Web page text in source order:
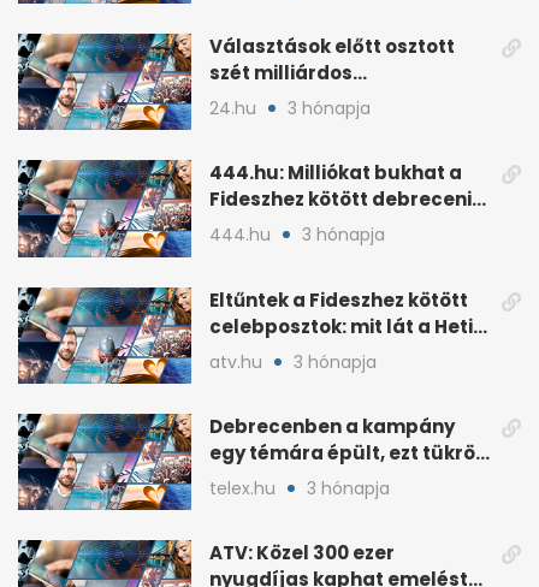
Választások előtt osztott
szét milliárdos
szponzorpénzt a
Szerencsejáték Zrt.
24.hu 3 hónapja
444.hu: Milliókat bukhat a
Fideszhez kötött debreceni
influenszer perben
444.hu 3 hónapja
Eltűntek a Fideszhez kötött
celebposztok: mit lát a Heti
Napló?
atv.hu 3 hónapja
Debrecenben a kampány
egy témára épült, ezt tükrözi
az eredmény
telex.hu 3 hónapja
ATV: Közel 300 ezer
nyugdíjas kaphat emelést